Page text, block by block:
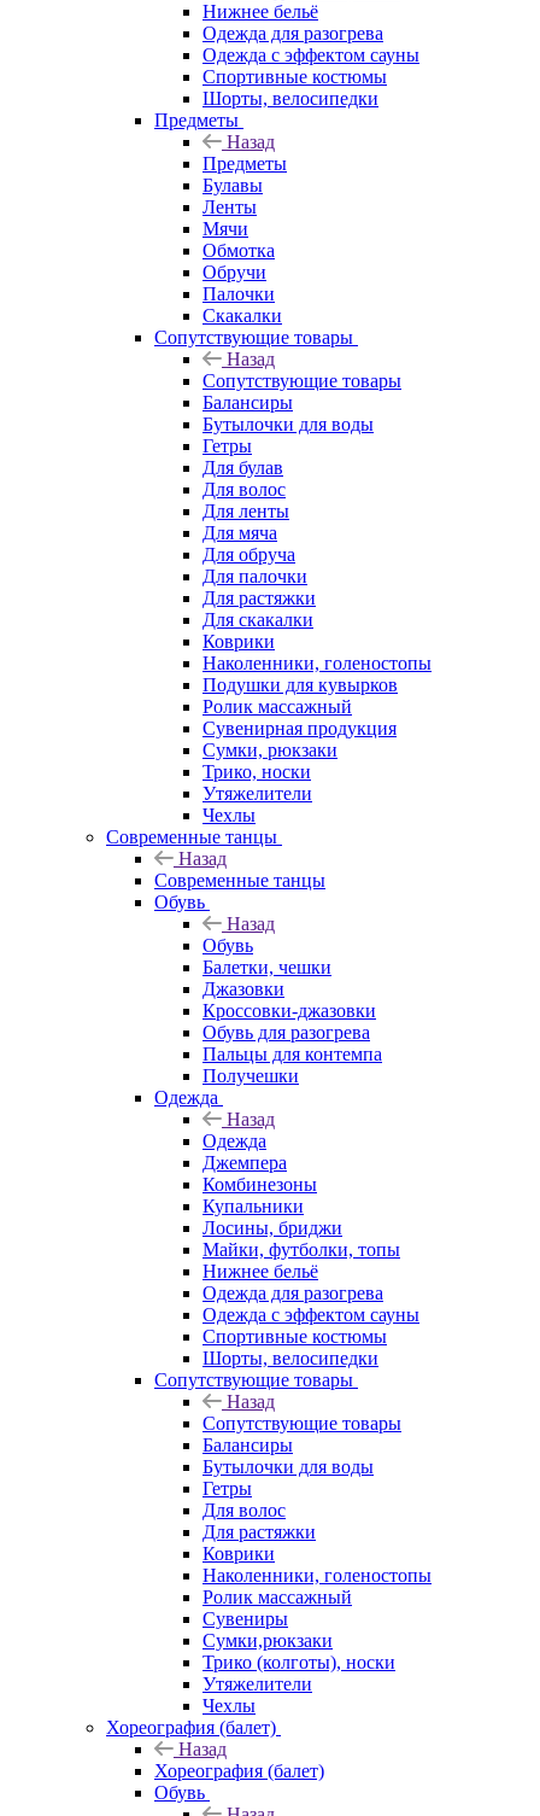
Нижнее бельё
Одежда для разогрева
Одежда с эффектом сауны
Спортивные костюмы
Шорты, велосипедки
Предметы
Назад
Предметы
Булавы
Ленты
Мячи
Обмотка
Обручи
Палочки
Скакалки
Сопутствующие товары
Назад
Сопутствующие товары
Балансиры
Бутылочки для воды
Гетры
Для булав
Для волос
Для ленты
Для мяча
Для обруча
Для палочки
Для растяжки
Для скакалки
Коврики
Наколенники, голеностопы
Подушки для кувырков
Ролик массажный
Сувенирная продукция
Сумки, рюкзаки
Трико, носки
Утяжелители
Чехлы
Современные танцы
Назад
Современные танцы
Обувь
Назад
Обувь
Балетки, чешки
Джазовки
Кроссовки-джазовки
Обувь для разогрева
Пальцы для контемпа
Получешки
Одежда
Назад
Одежда
Джемпера
Комбинезоны
Купальники
Лосины, бриджи
Майки, футболки, топы
Нижнее бельё
Одежда для разогрева
Одежда с эффектом сауны
Спортивные костюмы
Шорты, велосипедки
Сопутствующие товары
Назад
Сопутствующие товары
Балансиры
Бутылочки для воды
Гетры
Для волос
Для растяжки
Коврики
Наколенники, голеностопы
Ролик массажный
Сувениры
Сумки,рюкзаки
Трико (колготы), носки
Утяжелители
Чехлы
Хореография (балет)
Назад
Хореография (балет)
Обувь